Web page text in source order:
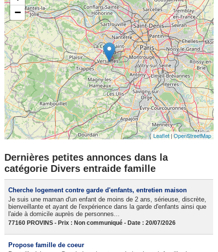
−
Leaflet|OpenStreetMap
Dernières petites annonces dans la
catégorie Divers entraide famille
Cherche logement contre garde d'enfants, entretien maison
Je suis une maman d'un enfant de moins de 2 ans, sérieuse, discrète,
bienveillante et ayant de l'expérience dans la garde d'enfants ainsi que
l'aide à domicile auprès de personnes...
77160 PROVINS - Prix : Non communiqué - Date : 20/07/2026
Propose famille de coeur